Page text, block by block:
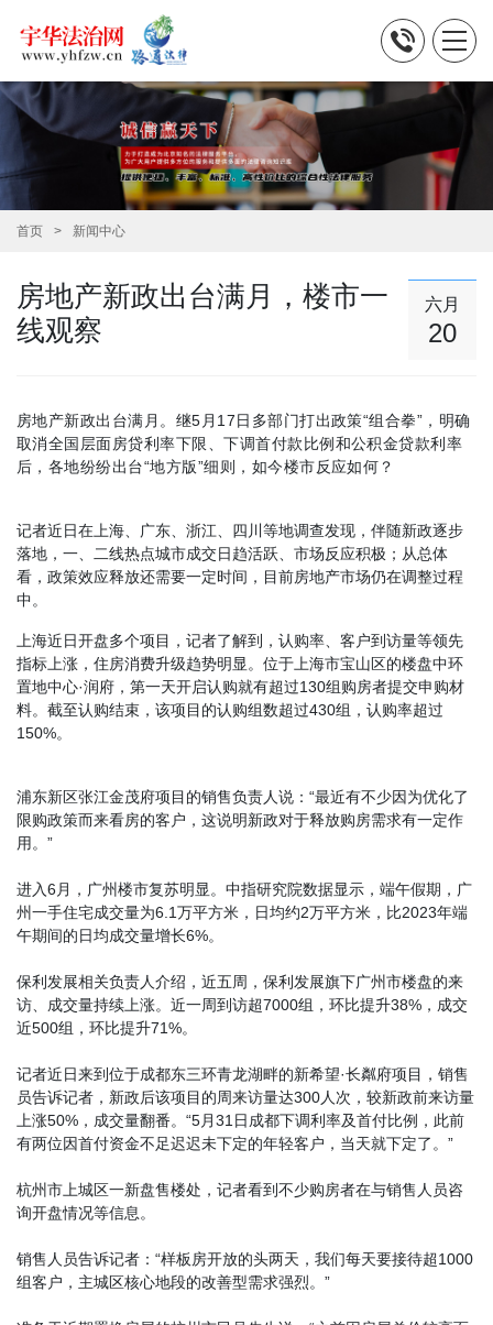
首页 新闻中心
房地产新政出台满月，楼市一
线观察
六月
20
房地产新政出台满月。继5月17日多部门打出政策“组合拳”，明确
取消全国层面房贷利率下限、下调首付款比例和公积金贷款利率
后，各地纷纷出台“地方版”细则，如今楼市反应如何？
记者近日在上海、广东、浙江、四川等地调查发现，伴随新政逐步
落地，一、二线热点城市成交日趋活跃、市场反应积极；从总体
看，政策效应释放还需要一定时间，目前房地产市场仍在调整过程
中。
上海近日开盘多个项目，记者了解到，认购率、客户到访量等领先
指标上涨，住房消费升级趋势明显。位于上海市宝山区的楼盘中环
置地中心·润府，第一天开启认购就有超过130组购房者提交申购材
料。截至认购结束，该项目的认购组数超过430组，认购率超过
150%。
浦东新区张江金茂府项目的销售负责人说：“最近有不少因为优化了
限购政策而来看房的客户，这说明新政对于释放购房需求有一定作
用。”
进入6月，广州楼市复苏明显。中指研究院数据显示，端午假期，广
州一手住宅成交量为6.1万平方米，日均约2万平方米，比2023年端
午期间的日均成交量增长6%。
保利发展相关负责人介绍，近五周，保利发展旗下广州市楼盘的来
访、成交量持续上涨。近一周到访超7000组，环比提升38%，成交
近500组，环比提升71%。
记者近日来到位于成都东三环青龙湖畔的新希望·长粼府项目，销售
员告诉记者，新政后该项目的周来访量达300人次，较新政前来访量
上涨50%，成交量翻番。“5月31日成都下调利率及首付比例，此前
有两位因首付资金不足迟迟未下定的年轻客户，当天就下定了。”
杭州市上城区一新盘售楼处，记者看到不少购房者在与销售人员咨
询开盘情况等信息。
销售人员告诉记者：“样板房开放的头两天，我们每天要接待超1000
组客户，主城区核心地段的改善型需求强烈。”